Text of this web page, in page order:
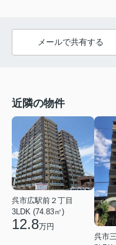
メールで共有する
近隣の物件
呉市広駅前２丁目
3LDK (74.83㎡)
12.8万円
呉市